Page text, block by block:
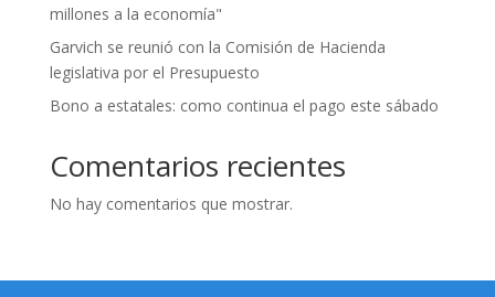
millones a la economía"
Garvich se reunió con la Comisión de Hacienda
legislativa por el Presupuesto
Bono a estatales: como continua el pago este sábado
Comentarios recientes
No hay comentarios que mostrar.